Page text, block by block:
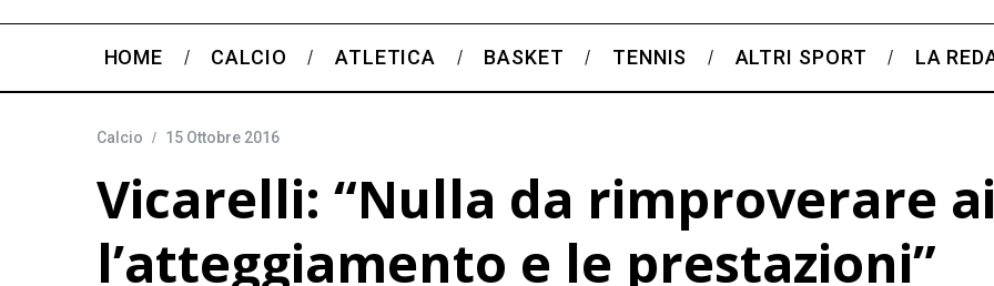
HOME CALCIO ATLETICA BASKET TENNIS ALTRI SPORT LA
Calcio 15 Ottobre 2016
Vicarelli: “Nulla da rimproverare
l’atteggiamento e le prestazioni”